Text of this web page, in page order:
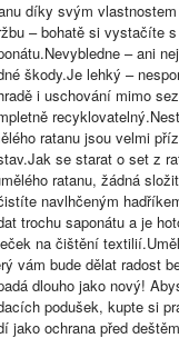
díky svým
– bohatě si vystačíte
– ani
škody.Je lehký –
i uschování mimo
ratanu jsou velmi
se starat o set z
ratanu, žádná
navlhčeným
trochu saponátu a je
na čištění
vám bude dělat radost
dlouho jako nový!
podušek, kupte si
jako ochrana před